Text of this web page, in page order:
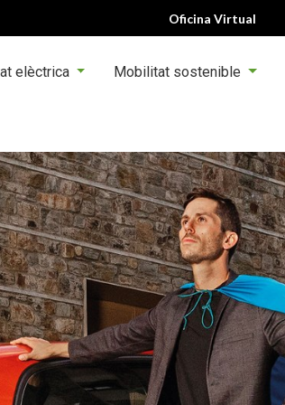
Oficina Virtual
elèctrica Mobilitat sostenible